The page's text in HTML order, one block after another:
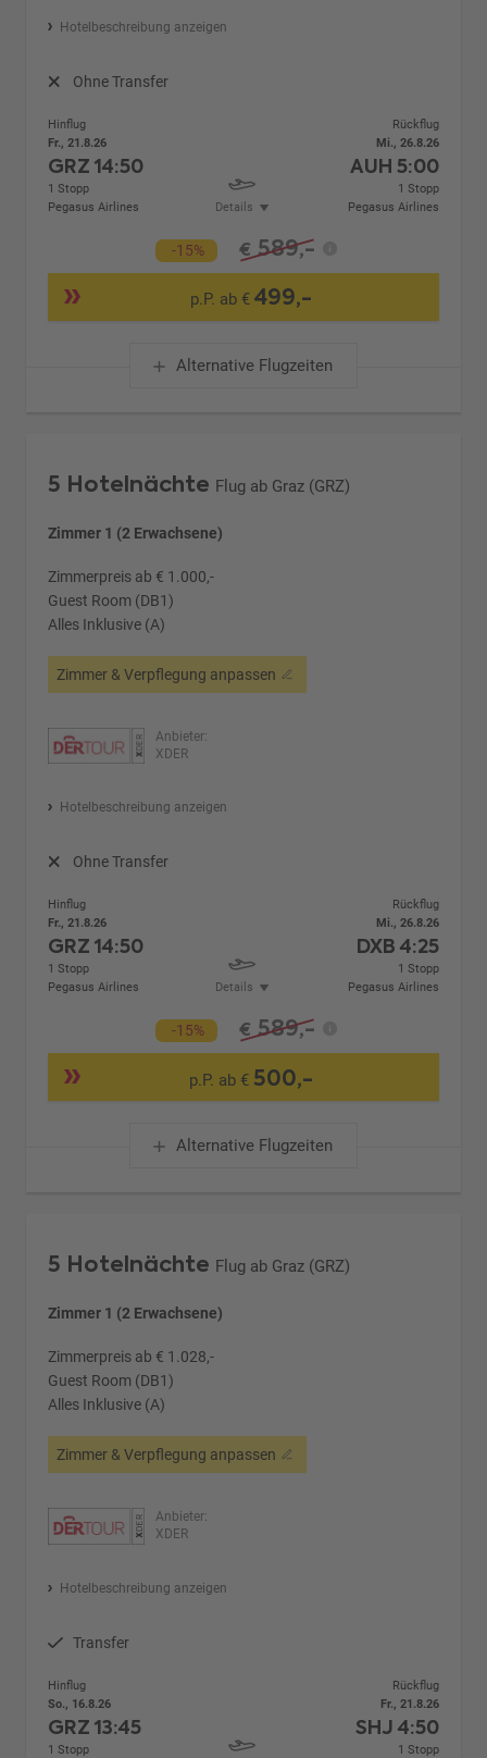
Hotelbeschreibung anzeigen
Ohne Transfer
Hinflug
Fr., 21.8.26
GRZ14:50
1 Stopp
Pegasus Airlines
Details
Rückflug
Mi., 26.8.26
AUH 5:00
1 Stopp
Pegasus Airlines
-15% € 589,-
p.P. ab €499,-
Alternative Flugzeiten
5 Hotelnächte Flug ab Graz (GRZ)
Zimmer 1 (2 Erwachsene)
Zimmerpreis ab € 1.000,-
Guest Room (DB1)
Alles Inklusive (A)
Zimmer & Verpflegung anpassen
Anbieter:
XDER
Hotelbeschreibung anzeigen
Ohne Transfer
Hinflug
Fr., 21.8.26
GRZ14:50
1 Stopp
Pegasus Airlines
Details
Rückflug
Mi., 26.8.26
DXB 4:25
1 Stopp
Pegasus Airlines
-15% € 589,-
p.P. ab € 500,-
Alternative Flugzeiten
5 Hotelnächte Flug ab Graz (GRZ)
Zimmer 1 (2 Erwachsene)
Zimmerpreis ab € 1.028,-
Guest Room (DB1)
Alles Inklusive (A)
Zimmer & Verpflegung anpassen
Anbieter:
XDER
Hotelbeschreibung anzeigen
Transfer
Hinflug
So., 16.8.26
GRZ13:45
1 Stopp
Rückflug
Fr., 21.8.26
SHJ 4:50
1 Stopp